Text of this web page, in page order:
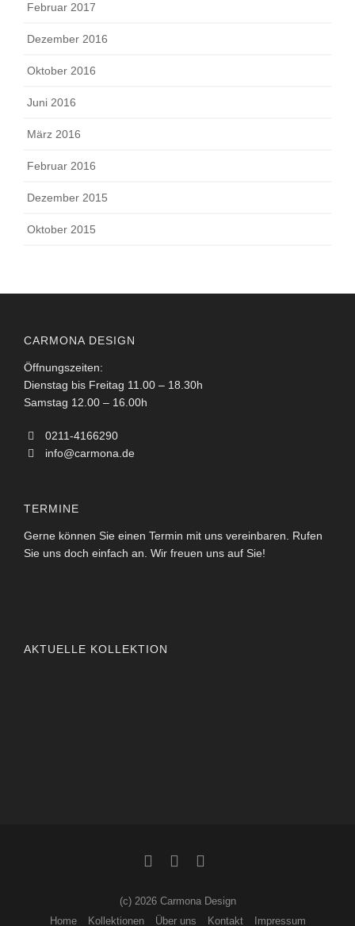
Februar 2017
Dezember 2016
Oktober 2016
Juni 2016
März 2016
Februar 2016
Dezember 2015
Oktober 2015
CARMONA DESIGN
Öffnungszeiten:
Dienstag bis Freitag 11.00 – 18.30h
Samstag 12.00 – 16.00h
0211-4166290
info@carmona.de
TERMINE
Gerne können Sie einen Termin mit uns vereinbaren. Rufen
Sie uns doch einfach an. Wir freuen uns auf Sie!
AKTUELLE KOLLEKTION
(c) 2026 Carmona Design
Home
Kollektionen Über uns Kontakt Impressum